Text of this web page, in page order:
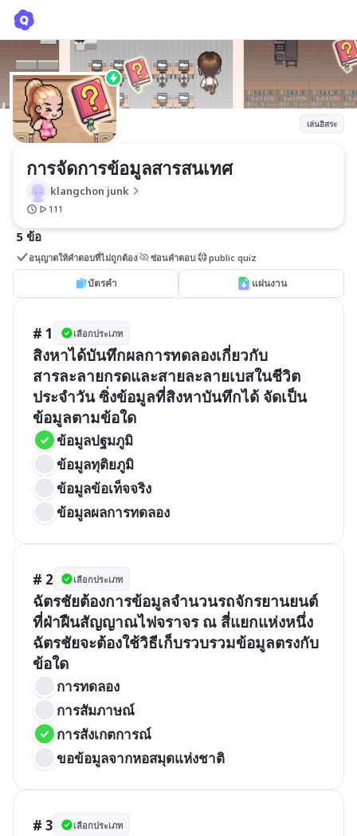
เล่นอิสระ
การจัดการข้อมูลสารสนเทศ
klangchon junk
111
5 ข้อ
อนุญาตให้คำตอบที่ไม่ถูกต้อง ซ่อนคำตอบ public quiz
บัตรคำ แผ่นงาน
# 1 เลือกประเภท
สิงหาได้บันทึกผลการทดลองเกี่ยวกับ
สารละลายกรดและสายละลายเบสในชีวิต
ประจำวัน ซิ่งข้อมูลที่สิงหาบันทึกได้ จัดเป็น
ข้อมูลตามข้อใด
ข้อมูลปฐมภูมิ
ข้อมูลทุติยภูมิ
ข้อมูลข้อเท็จจริง
ข้อมูลผลการทดลอง
# 2 เลือกประเภท
ฉัตรชัยต้องการข้อมูลจำนวนรถจักรยานยนต์
ที่ฝ่าฝืนสัญญาณไฟจราจร ณ สี่แยกแห่งหนึ่ง
ฉัตรชัยจะต้องใช้วิธีเก็บรวบรวมข้อมูลตรงกับ
ข้อใด
การทดลอง
การสัมภาษณ์
การสังเกตการณ์
ขอข้อมูลจากหอสมุดแห่งชาติ
# 3 เลือกประเภท